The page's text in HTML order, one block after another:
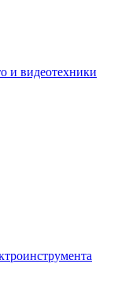
и видеотехники